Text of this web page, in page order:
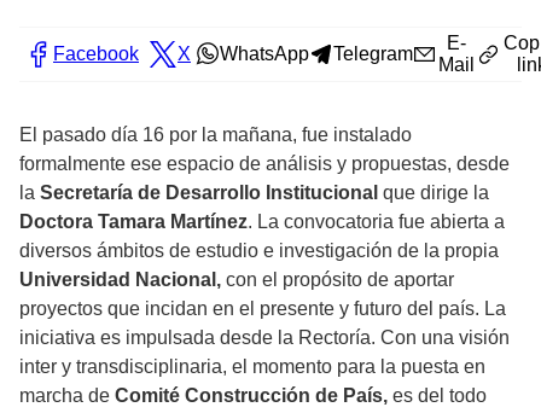
Facebook X WhatsApp Telegram
E-
Mail
El pasado día 16 por la mañana, fue instalado
formalmente ese espacio de análisis y propuestas, desde
la Secretaría de Desarrollo Institucional que dirige la
Doctora Tamara Martínez. La convocatoria fue abierta a
diversos ámbitos de estudio e investigación de la propia
Universidad Nacional, con el propósito de aportar
proyectos que incidan en el presente y futuro del país. La
iniciativa es impulsada desde la Rectoría. Con una visión
inter y transdisciplinaria, el momento para la puesta en
marcha de Comité Construcción de País, es del todo